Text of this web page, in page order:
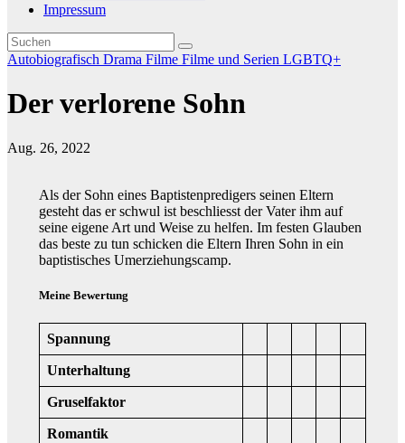
Impressum
Autobiografisch Drama Filme Filme und Serien LGBTQ+
Der verlorene Sohn
Aug. 26, 2022
Als der Sohn eines Baptistenpredigers seinen Eltern
gesteht das er schwul ist beschliesst der Vater ihm auf
seine eigene Art und Weise zu helfen. Im festen Glauben
das beste zu tun schicken die Eltern Ihren Sohn in ein
baptistisches Umerziehungscamp.
Meine Bewertung
Spannung
Unterhaltung
Gruselfaktor
Romantik